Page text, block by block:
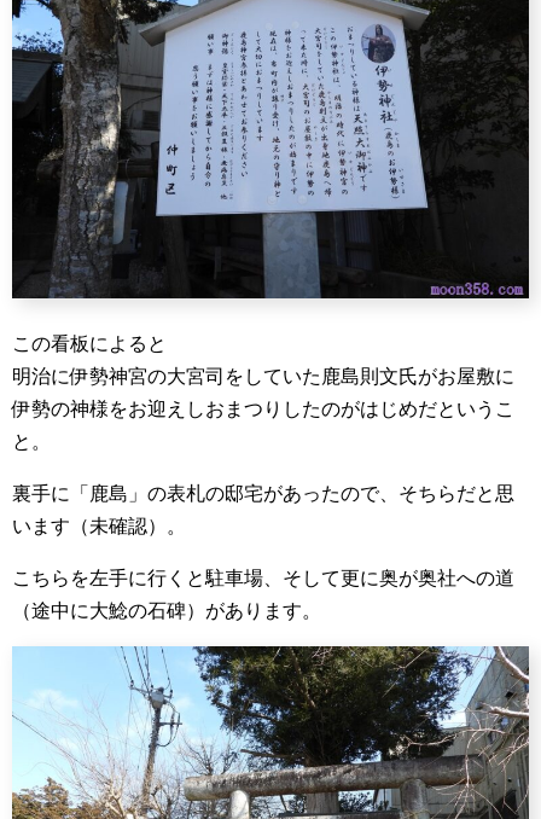
この看板によると
明治に伊勢神宮の大宮司をしていた鹿島則文氏がお屋敷に
伊勢の神様をお迎えしおまつりしたのがはじめだというこ
と。
裏手に「鹿島」の表札の邸宅があったので、そちらだと思
います（未確認）。
こちらを左手に行くと駐車場、そして更に奥が奥社への道
（途中に大鯰の石碑）があります。